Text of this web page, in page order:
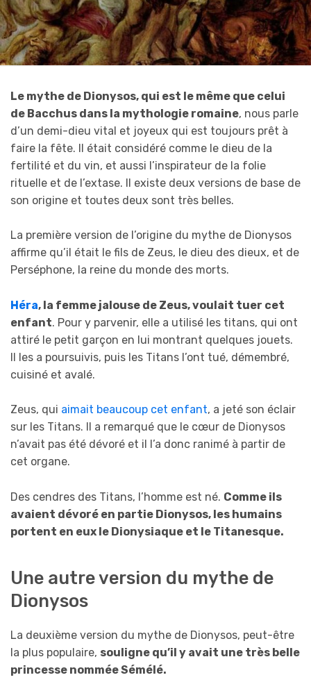
Le mythe de Dionysos, qui est le même que celui
de Bacchus dans la mythologie romaine, nous parle
d’un demi-dieu vital et joyeux qui est toujours prêt à
faire la fête. Il était considéré comme le dieu de la
fertilité et du vin, et aussi l’inspirateur de la folie
rituelle et de l’extase. Il existe deux versions de base de
son origine et toutes deux sont très belles.
La première version de l’origine du mythe de Dionysos
affirme qu’il était le fils de Zeus, le dieu des dieux, et de
Perséphone, la reine du monde des morts.
Héra, la femme jalouse de Zeus, voulait tuer cet
enfant. Pour y parvenir, elle a utilisé les titans, qui ont
attiré le petit garçon en lui montrant quelques jouets.
Il les a poursuivis, puis les Titans l’ont tué, démembré,
cuisiné et avalé.
Zeus, qui aimait beaucoup cet enfant, a jeté son éclair
sur les Titans. Il a remarqué que le cœur de Dionysos
n’avait pas été dévoré et il l’a donc ranimé à partir de
cet organe.
Des cendres des Titans, l’homme est né. Comme ils
avaient dévoré en partie Dionysos, les humains
portent en eux le Dionysiaque et le Titanesque.
Une autre version du mythe de
Dionysos
La deuxième version du mythe de Dionysos, peut-être
la plus populaire, souligne qu’il y avait une très belle
princesse nommée Sémélé.